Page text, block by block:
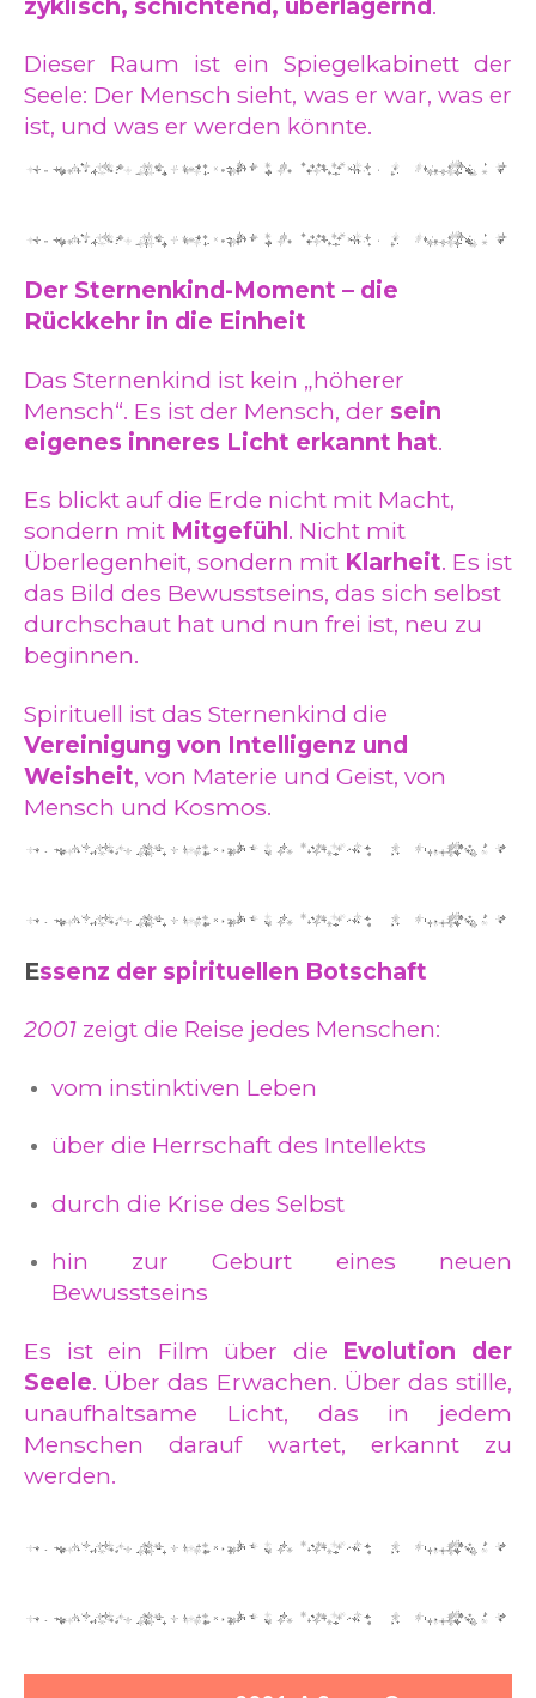
Dieser Raum ist ein Spiegelkabinett der
Seele: Der Mensch sieht, was er war, was er
ist, und was er werden könnte.
Der Sternenkind-Moment – die
Rückkehr in die Einheit
Das Sternenkind ist kein „höherer
Mensch“. Es ist der Mensch, der sein
eigenes inneres Licht erkannt hat.
Es blickt auf die Erde nicht mit Macht,
sondern mit Mitgefühl. Nicht mit
Überlegenheit, sondern mit Klarheit. Es ist
das Bild des Bewusstseins, das sich selbst
durchschaut hat und nun frei ist, neu zu
beginnen.
Spirituell ist das Sternenkind die
Vereinigung von Intelligenz und
Weisheit, von Materie und Geist, von
Mensch und Kosmos.
Essenz der spirituellen Botschaft
2001 zeigt die Reise jedes Menschen:
vom instinktiven Leben
über die Herrschaft des Intellekts
durch die Krise des Selbst
hin zur Geburt eines neuen
Bewusstseins
Es ist ein Film über die Evolution der
Seele. Über das Erwachen. Über das stille,
unaufhaltsame Licht, das in jedem
Menschen darauf wartet, erkannt zu
werden.